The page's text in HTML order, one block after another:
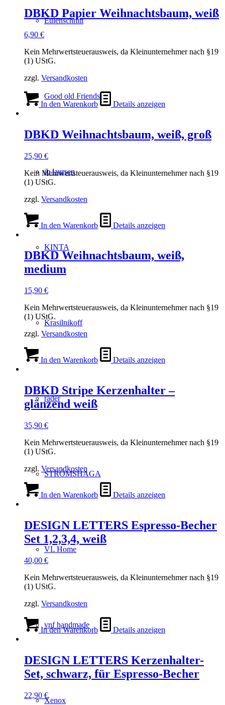
Eulenschnitt
Good old Friends
ib laursen
KINTA
Krasilnikoff
räder
STRÖMSHAGA
VL Home
vnf handmade
Xenox
DBKD Papier Weihnachtsbaum, weiß
6,90 €
Kein Mehrwertsteuerausweis, da Kleinunternehmer nach §19
(1) UStG.
zzgl. Versandkosten
In den Warenkorb Details anzeigen
DBKD Weihnachtsbaum, weiß, groß
25,90 €
Kein Mehrwertsteuerausweis, da Kleinunternehmer nach §19
(1) UStG.
zzgl. Versandkosten
In den Warenkorb Details anzeigen
DBKD Weihnachtsbaum, weiß,
medium
15,90 €
Kein Mehrwertsteuerausweis, da Kleinunternehmer nach §19
(1) UStG.
zzgl. Versandkosten
In den Warenkorb Details anzeigen
DBKD Stripe Kerzenhalter –
glänzend weiß
35,90 €
Kein Mehrwertsteuerausweis, da Kleinunternehmer nach §19
(1) UStG.
zzgl. Versandkosten
In den Warenkorb Details anzeigen
DESIGN LETTERS Espresso-Becher
Set 1,2,3,4, weiß
40,00 €
Kein Mehrwertsteuerausweis, da Kleinunternehmer nach §19
(1) UStG.
zzgl. Versandkosten
In den Warenkorb Details anzeigen
DESIGN LETTERS Kerzenhalter-
Set, schwarz, für Espresso-Becher
22,90 €